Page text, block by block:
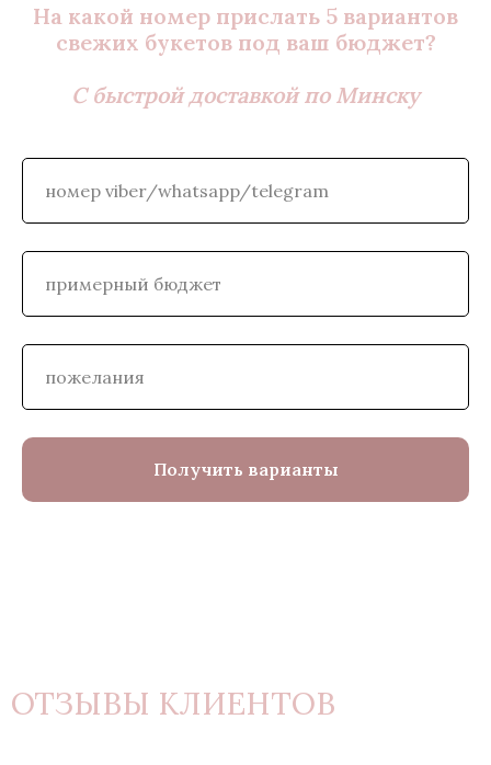
На какой номер прислать 5 вариантов
свежих букетов под ваш бюджет?
С быстрой доставкой по Минску
Получить варианты
ОТЗЫВЫ КЛИЕНТОВ